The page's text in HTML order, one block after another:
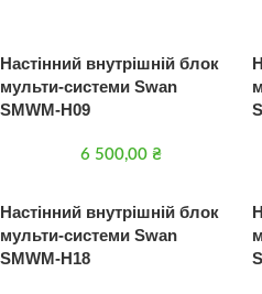
Настінний внутрішній блок
мульти-системи Swan
SMWM-H09
6 500,00 ₴
Настінний внутрішній блок
мульти-системи Swan
SMWM-H18